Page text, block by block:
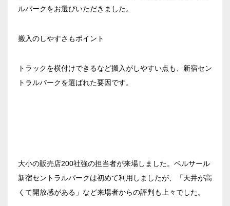
ルパークをお選びいただきました。
搬入のしやすさもポイント
トラックを横付けできるなど搬入がしやすい点も、新宿セン
トラルパークを選ばれた要因です。
大小の販売店200社強の担当者が来場しました。ベルサール
新宿セントラルパークは初めて利用しましたが、「天井が高
くて開放感がある」など来場者からの評判も上々でした。
ベルサール新宿セントラルパーク
ベルサール高田馬場
ベルサール神田
ベルサール半蔵門
ベルサール九段
渋谷エリア
ベルサール渋谷ファースト
ベルサール虎ノ門
泉ガーデンギャラリー
汐留・御成門・芝公園エリア
ベルサール三田ガーデン
ベルサール羽田空港
日時
日付／開始・終了時間から選ぶ
時間単位で選ぶ